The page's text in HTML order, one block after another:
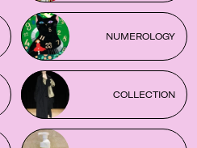
NUMEROLOGY
COLLECTION